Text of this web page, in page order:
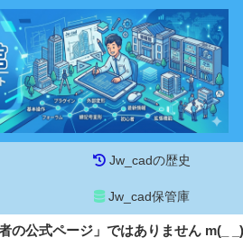
Jw_cadの歴史
Jw_cad保管庫
の公式ページ」ではありません